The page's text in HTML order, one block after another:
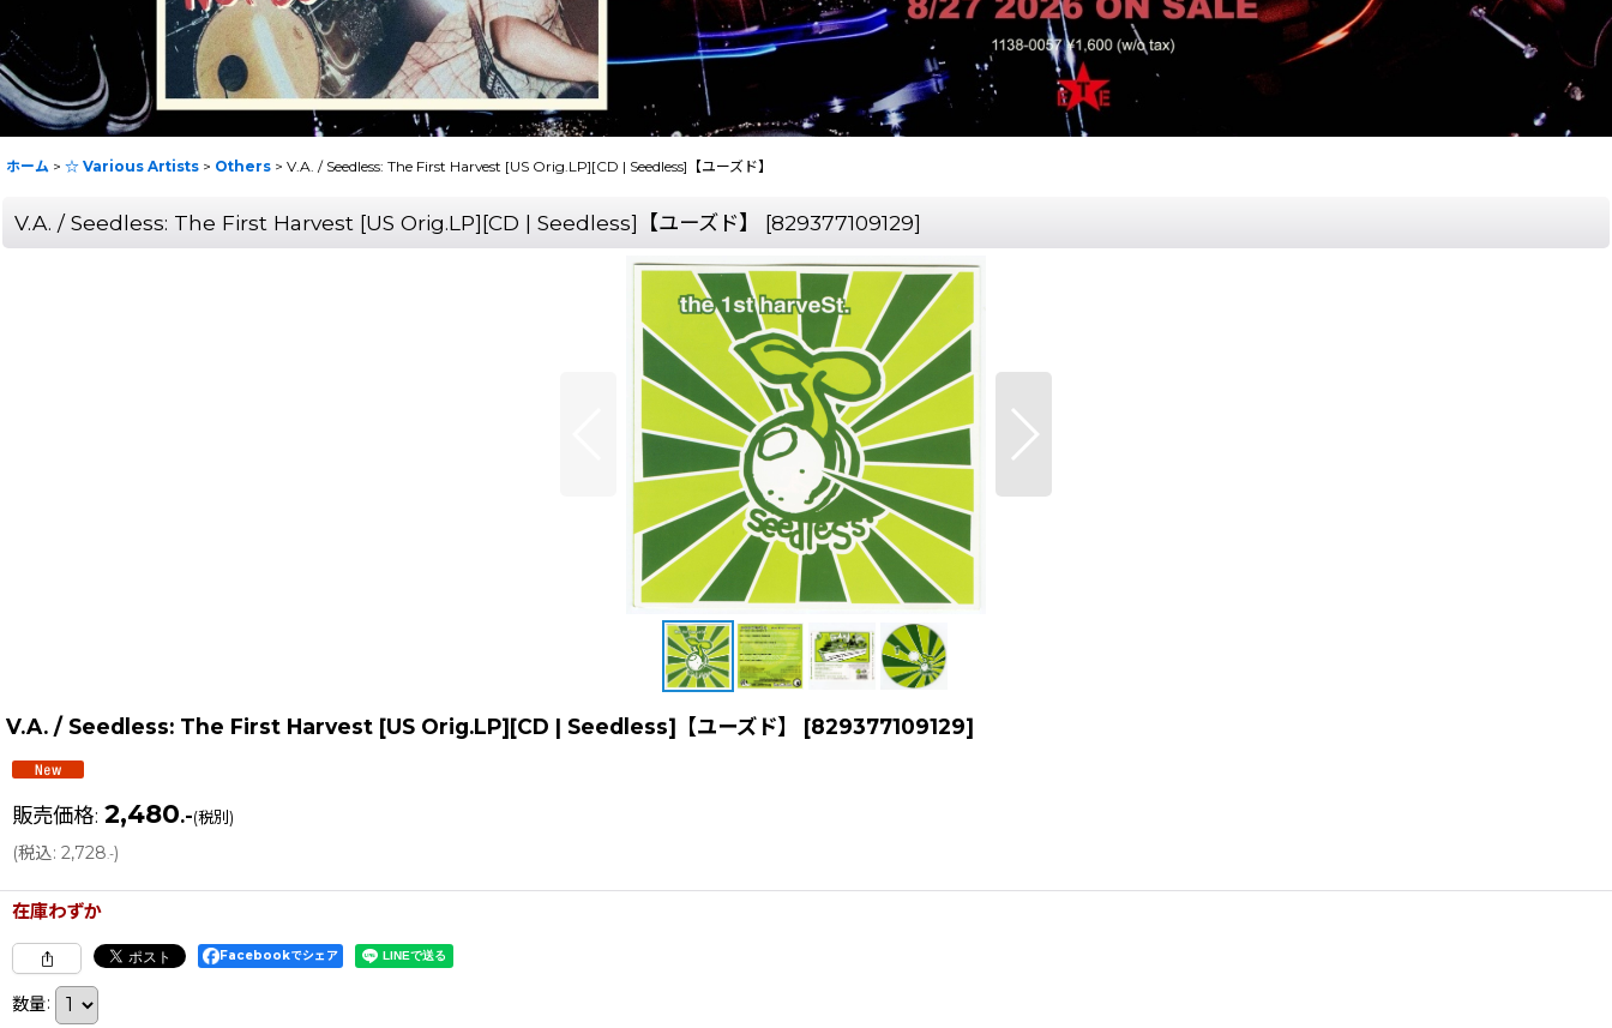
ホーム > ☆ Various Artists > Others > V.A. / Seedless: The First Harvest [US Orig.LP][CD | Seedless]【ユーズド】
V.A. / Seedless: The First Harvest [US Orig.LP][CD | Seedless]【ユーズド】 [829377109129]
V.A. / Seedless: The First Harvest [US Orig.LP][CD | Seedless]【ユーズド】 [829377109129]
販売価格: 2,480.-(税別)
(税込: 2,728.-)
在庫わずか
Facebookでシェア
数量: